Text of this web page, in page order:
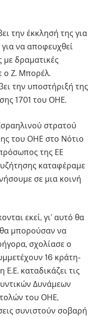
την έκκλησή της για
να αποφευχθεί
με δραματικές
ο Ζ. Μπορέλ.
την υποστήριξή της
1701 του ΟΗΕ.
στρατού
του ΟΗΕ στο Νότιο
της ΕΕ
καταφέραμε
σε μια κοινή
εκεί, γι’ αυτό θα
μπορούσαν να
σχολίασε ο
16 κράτη-
καταδικάζει τις
Δυνάμεων
του ΟΗΕ,
συνιστούν σοβαρή